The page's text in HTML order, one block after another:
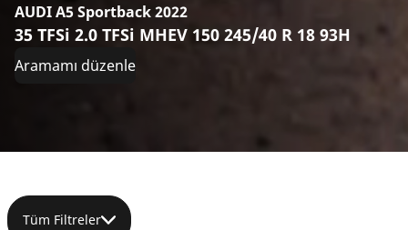
AUDI A5 Sportback 2022
35 TFSi 2.0 TFSi MHEV 150 245/40 R 18 93H
Aramamı düzenle
Tüm Filtreler